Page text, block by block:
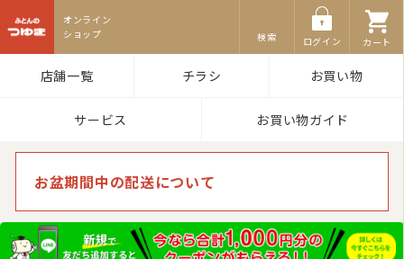
検索 ログイン カート
店舗一覧 チラシ お買い物
サービス お買い物ガイド
お盆期間中の配送について